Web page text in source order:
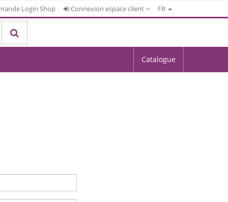
Login Shop Connexion espace client FR
Catalogue